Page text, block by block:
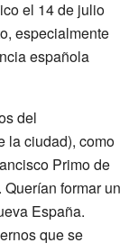
el 14 de julio
especialmente
española
del
la ciudad), como
Primo de
formar un
España.
que se